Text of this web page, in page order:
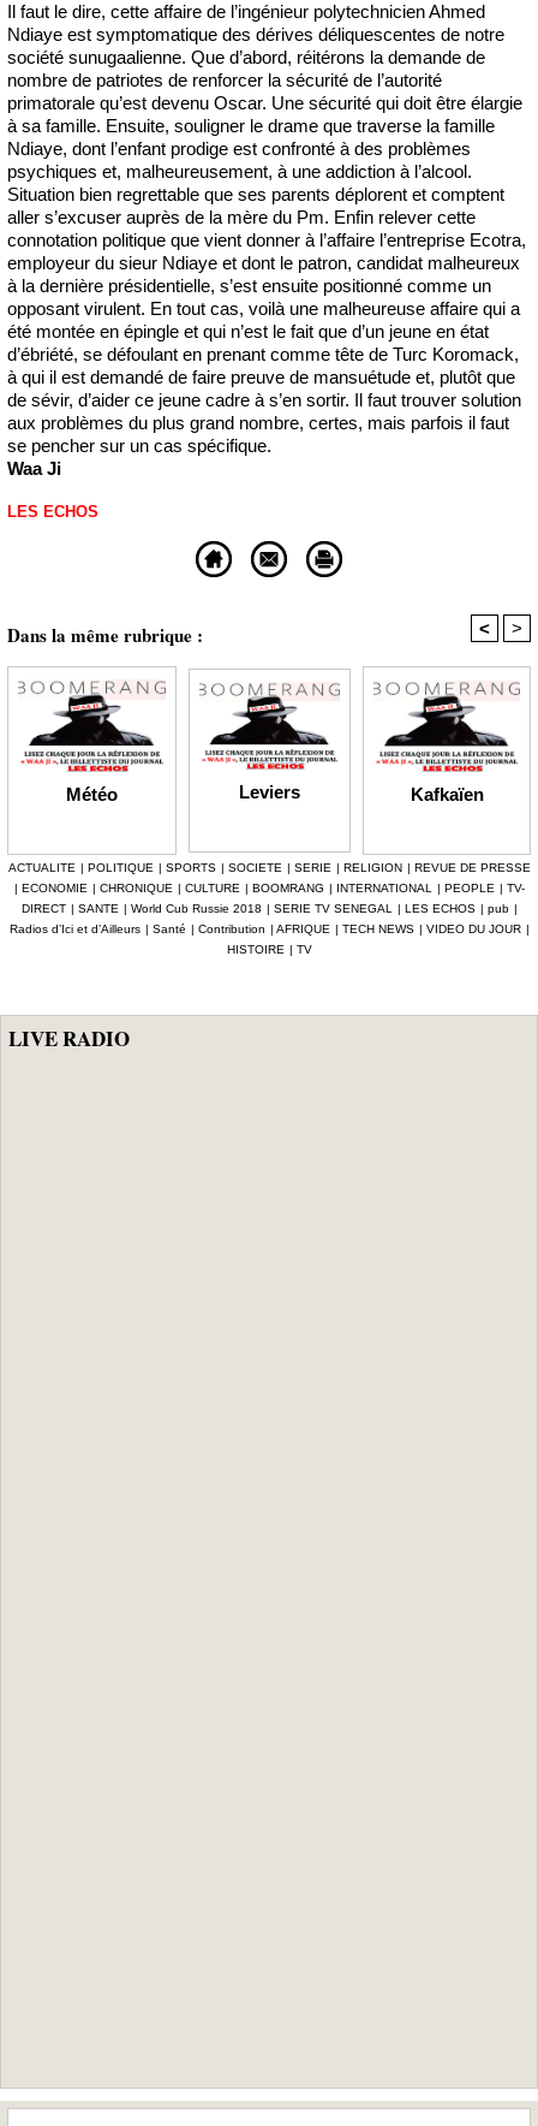
Il faut le dire, cette affaire de l’ingénieur polytechnicien Ahmed
Ndiaye est symptomatique des dérives déliquescentes de notre
société sunugaalienne. Que d’abord, réitérons la demande de
nombre de patriotes de renforcer la sécurité de l’autorité
primatorale qu’est devenu Oscar. Une sécurité qui doit être élargie
à sa famille. Ensuite, souligner le drame que traverse la famille
Ndiaye, dont l’enfant prodige est confronté à des problèmes
psychiques et, malheureusement, à une addiction à l’alcool.
Situation bien regrettable que ses parents déplorent et comptent
aller s’excuser auprès de la mère du Pm. Enfin relever cette
connotation politique que vient donner à l’affaire l’entreprise Ecotra,
employeur du sieur Ndiaye et dont le patron, candidat malheureux
à la dernière présidentielle, s’est ensuite positionné comme un
opposant virulent. En tout cas, voilà une malheureuse affaire qui a
été montée en épingle et qui n’est le fait que d’un jeune en état
d’ébriété, se défoulant en prenant comme tête de Turc Koromack,
à qui il est demandé de faire preuve de mansuétude et, plutôt que
de sévir, d’aider ce jeune cadre à s’en sortir. Il faut trouver solution
aux problèmes du plus grand nombre, certes, mais parfois il faut
se pencher sur un cas spécifique.
Waa Ji
LES ECHOS
Dans la même rubrique : < >
Météo Leviers Kafkaïen
ACTUALITE | POLITIQUE | SPORTS | SOCIETE | SERIE | RELIGION | REVUE DE PRESSE
| ECONOMIE | CHRONIQUE | CULTURE | BOOMRANG | INTERNATIONAL | PEOPLE | TV-
DIRECT | SANTE | World Cub Russie 2018 | SERIE TV SENEGAL | LES ECHOS | pub |
Radios d’Ici et d’Ailleurs | Santé | Contribution | AFRIQUE | TECH NEWS | VIDEO DU JOUR |
HISTOIRE | TV
LIVE RADIO